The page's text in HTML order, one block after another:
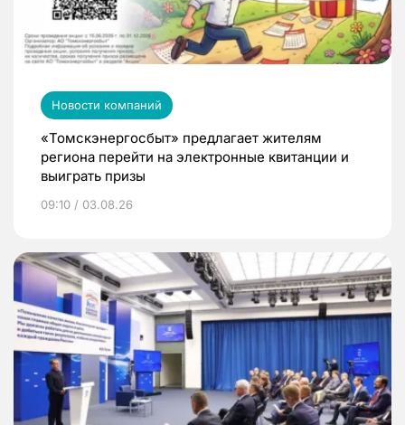
Новости компаний
«Томскэнергосбыт» предлагает жителям
региона перейти на электронные квитанции и
выиграть призы
09:10 / 03.08.26